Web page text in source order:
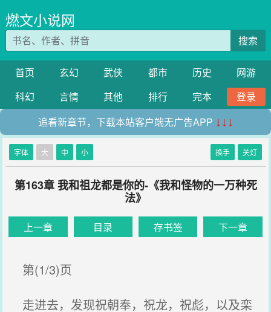
燃文小说网
搜索
首页 玄幻 武侠 都市 历史
网游
科幻
言情 其他 排行 完本
登录
追看新章节，下载本站客户端无广告APP ↓↓↓
字体 大 中 小 换手 关灯
第163章 我和祖龙都是你的-《我和怪物的一万种死
法》
上一章 目录 存书签 下一章
第(1/3)页
走进去，发现祝朝奉，祝龙，祝彪，以及栾